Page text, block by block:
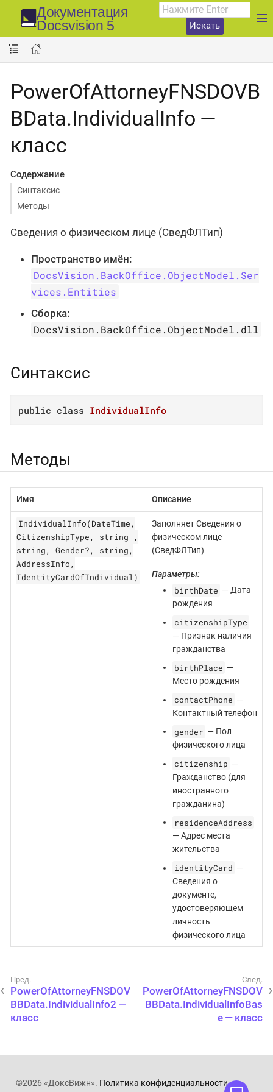
Документация
Docsvision 5
Искать
PowerOfAttorneyFNSDOVB
BData.IndividualInfo —
класс
Содержание
Синтаксис
Методы
Сведения о физическом лице (СведФЛТип)
Пространство имён:
DocsVision.BackOffice.ObjectModel.Ser
vices.Entities
Сборка:
DocsVision.BackOffice.ObjectModel.dll
Синтаксис
public class IndividualInfo
Методы
Имя Описание
IndividualInfo(DateTime,
CitizenshipType, string ,
string, Gender?, string,
AddressInfo,
IdentityCardOfIndividual)
Заполняет Сведения о
физическом лице
(СведФЛТип)
Параметры:
birthDate — Дата
рождения
citizenshipType
— Признак наличия
гражданства
birthPlace —
Место рождения
contactPhone —
Контактный телефон
gender — Пол
физического лица
citizenship —
Гражданство (для
иностранного
гражданина)
residenceAddress
— Адрес места
жительства
identityCard —
Сведения о
документе,
удостоверяющем
личность
физического лица
PowerOfAttorneyFNSDOV
BBData.IndividualInfo2 —
класс
PowerOfAttorneyFNSDOV
BBData.IndividualInfoBas
e — класс
©2026 «ДоксВижн». Политика конфиденциальности.